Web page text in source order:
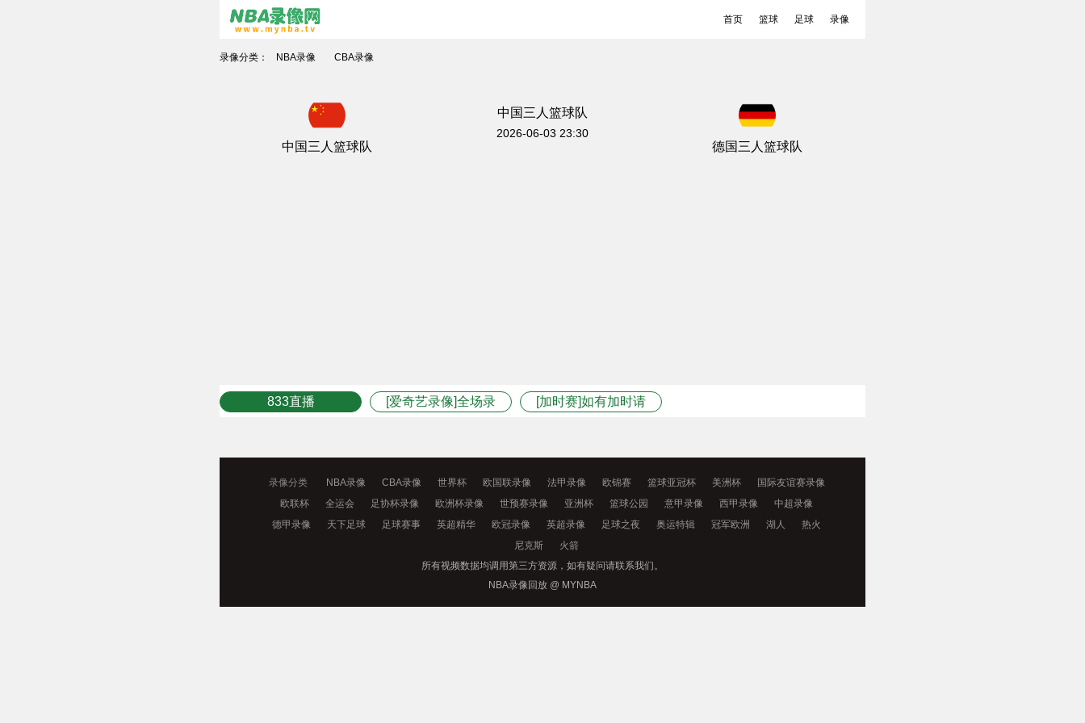
首页 篮球 足球 录像
录像分类： NBA录像 CBA录像
中国三人篮球队
中国三人篮球队
2026-06-03 23:30
德国三人篮球队
833直播
[爱奇艺录像]全场录
[加时赛]如有加时请
录像分类 NBA录像 CBA录像 世界杯 欧国联录像 法甲录像 欧锦赛 篮球亚冠杯 美洲杯
国际友谊赛录像
欧联杯
全运会 足协杯录像 欧洲杯录像 世预赛录像 亚洲杯 篮球公园 意甲录像 西甲录像
中超录像
德甲录像
天下足球 足球赛事 英超精华 欧冠录像 英超录像 足球之夜 奥运特辑 冠军欧洲 湖人
热火
尼克斯
火箭
所有视频数据均调用第三方资源，如有疑问请联系我们。
NBA录像回放 @ MYNBA